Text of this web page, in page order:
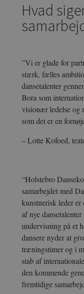
Hvad
”Vi er glade for
stærk, fælles
dansetalenter
Bora som
visionær ledelse og
som det er en
– Lotte Kofoed,
“Holstebro
samarbejdet med
kunstnerisk leder
af nye
undervisning på et
dansere nyder at
træningstimer og i
stab af
den kommende
fremtidige